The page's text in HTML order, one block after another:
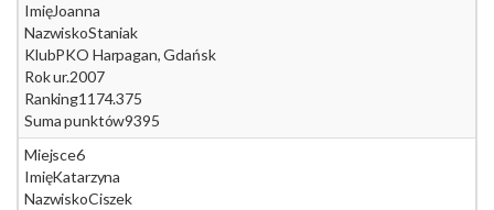
ImięJoanna
NazwiskoStaniak
KlubPKO Harpagan, Gdańsk
Rok ur.2007
Ranking1174.375
Suma punktów9395
Miejsce6
ImięKatarzyna
NazwiskoCiszek